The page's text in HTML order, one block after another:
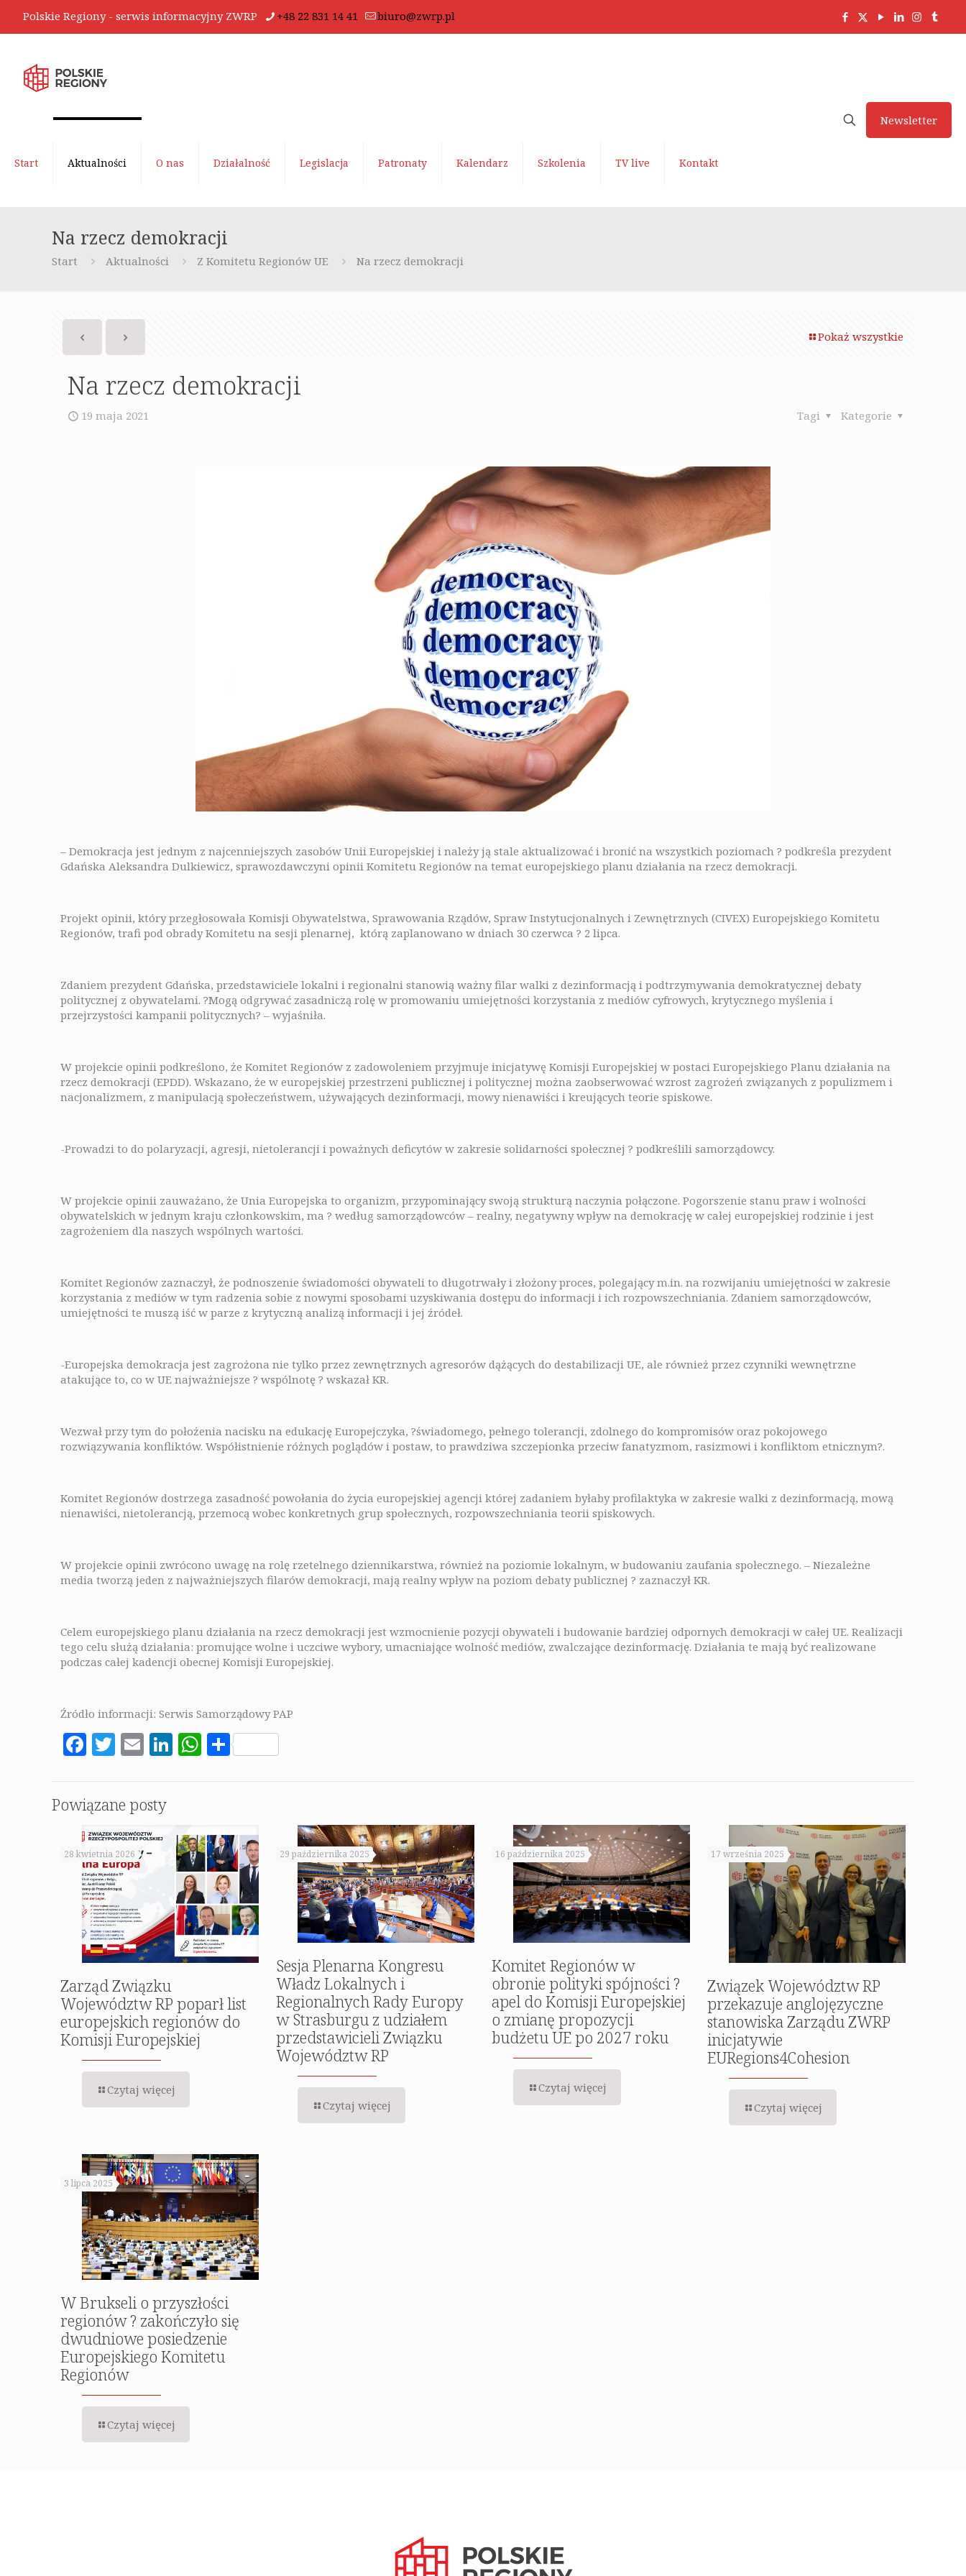
Polskie Regiony - serwis informacyjny ZWRP +48 22 831 14 41 biuro@zwrp.pl
Start Aktualności O nas Działalność Legislacja Patronaty Kalendarz Szkolenia TV live Kontakt
Newsletter
Na rzecz demokracji
Start Aktualności Z Komitetu Regionów UE Na rzecz demokracji
Pokaż wszystkie
Na rzecz demokracji
19 maja 2021 Kategorie
Tagi
– Demokracja jest jednym z najcenniejszych zasobów Unii Europejskiej i należy ją stale aktualizować i bronić na wszystkich poziomach ? podkreśla prezydent
Gdańska Aleksandra Dulkiewicz, sprawozdawczyni opinii Komitetu Regionów na temat europejskiego planu działania na rzecz demokracji.
Projekt opinii, który przegłosowała Komisji Obywatelstwa, Sprawowania Rządów, Spraw Instytucjonalnych i Zewnętrznych (CIVEX) Europejskiego Komitetu
Regionów, trafi pod obrady Komitetu na sesji plenarnej, którą zaplanowano w dniach 30 czerwca ? 2 lipca.
Zdaniem prezydent Gdańska, przedstawiciele lokalni i regionalni stanowią ważny filar walki z dezinformacją i podtrzymywania demokratycznej debaty
politycznej z obywatelami. ?Mogą odgrywać zasadniczą rolę w promowaniu umiejętności korzystania z mediów cyfrowych, krytycznego myślenia i
przejrzystości kampanii politycznych? – wyjaśniła.
W projekcie opinii podkreślono, że Komitet Regionów z zadowoleniem przyjmuje inicjatywę Komisji Europejskiej w postaci Europejskiego Planu działania na
rzecz demokracji (EPDD). Wskazano, że w europejskiej przestrzeni publicznej i politycznej można zaobserwować wzrost zagrożeń związanych z populizmem i
nacjonalizmem, z manipulacją społeczeństwem, używających dezinformacji, mowy nienawiści i kreujących teorie spiskowe.
-Prowadzi to do polaryzacji, agresji, nietolerancji i poważnych deficytów w zakresie solidarności społecznej ? podkreślili samorządowcy.
W projekcie opinii zauważano, że Unia Europejska to organizm, przypominający swoją strukturą naczynia połączone. Pogorszenie stanu praw i wolności
obywatelskich w jednym kraju członkowskim, ma ? według samorządowców – realny, negatywny wpływ na demokrację w całej europejskiej rodzinie i jest
zagrożeniem dla naszych wspólnych wartości.
Komitet Regionów zaznaczył, że podnoszenie świadomości obywateli to długotrwały i złożony proces, polegający m.in. na rozwijaniu umiejętności w zakresie
korzystania z mediów w tym radzenia sobie z nowymi sposobami uzyskiwania dostępu do informacji i ich rozpowszechniania. Zdaniem samorządowców,
umiejętności te muszą iść w parze z krytyczną analizą informacji i jej źródeł.
-Europejska demokracja jest zagrożona nie tylko przez zewnętrznych agresorów dążących do destabilizacji UE, ale również przez czynniki wewnętrzne
atakujące to, co w UE najważniejsze ? wspólnotę ? wskazał KR.
Wezwał przy tym do położenia nacisku na edukację Europejczyka, ?świadomego, pełnego tolerancji, zdolnego do kompromisów oraz pokojowego
rozwiązywania konfliktów. Współistnienie różnych poglądów i postaw, to prawdziwa szczepionka przeciw fanatyzmom, rasizmowi i konfliktom etnicznym?.
Komitet Regionów dostrzega zasadność powołania do życia europejskiej agencji której zadaniem byłaby profilaktyka w zakresie walki z dezinformacją, mową
nienawiści, nietolerancją, przemocą wobec konkretnych grup społecznych, rozpowszechniania teorii spiskowych.
W projekcie opinii zwrócono uwagę na rolę rzetelnego dziennikarstwa, również na poziomie lokalnym, w budowaniu zaufania społecznego. – Niezależne
media tworzą jeden z najważniejszych filarów demokracji, mają realny wpływ na poziom debaty publicznej ? zaznaczył KR.
Celem europejskiego planu działania na rzecz demokracji jest wzmocnienie pozycji obywateli i budowanie bardziej odpornych demokracji w całej UE. Realizacji
tego celu służą działania: promujące wolne i uczciwe wybory, umacniające wolność mediów, zwalczające dezinformację. Działania te mają być realizowane
podczas całej kadencji obecnej Komisji Europejskiej.
Źródło informacji: Serwis Samorządowy PAP
Facebook
Twitter
EmailLinkedIn
WhatsApp
Share
Powiązane posty
28 kwietnia 2026
Zarząd Związku
Województw RP poparł list
europejskich regionów do
Komisji Europejskiej
Czytaj więcej
29 października 2025
Sesja Plenarna Kongresu
Władz Lokalnych i
Regionalnych Rady Europy
w Strasburgu z udziałem
przedstawicieli Związku
Województw RP
Czytaj więcej
16 października 2025
Komitet Regionów w
obronie polityki spójności ?
apel do Komisji Europejskiej
o zmianę propozycji
budżetu UE po 2027 roku
Czytaj więcej
17 września 2025
Związek Województw RP
przekazuje anglojęzyczne
stanowiska Zarządu ZWRP
inicjatywie
EURegions4Cohesion
Czytaj więcej
3 lipca 2025
W Brukseli o przyszłości
regionów ? zakończyło się
dwudniowe posiedzenie
Europejskiego Komitetu
Regionów
Czytaj więcej